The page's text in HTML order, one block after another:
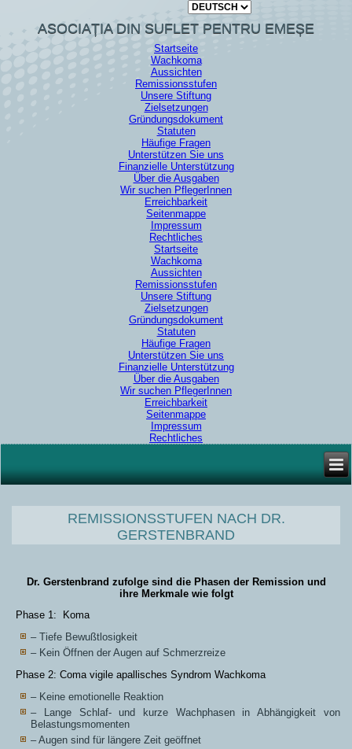
ASOCIAȚIA DIN SUFLET PENTRU EMEȘE
Startseite
Wachkoma
Aussichten
Remissionsstufen
Unsere Stiftung
Zielsetzungen
Gründungsdokument
Statuten
Häufige Fragen
Unterstützen Sie uns
Finanzielle Unterstützung
Über die Ausgaben
Wir suchen PflegerInnen
Erreichbarkeit
Seitenmappe
Impressum
Rechtliches
Startseite
Wachkoma
Aussichten
Remissionsstufen
Unsere Stiftung
Zielsetzungen
Gründungsdokument
Statuten
Häufige Fragen
Unterstützen Sie uns
Finanzielle Unterstützung
Über die Ausgaben
Wir suchen PflegerInnen
Erreichbarkeit
Seitenmappe
Impressum
Rechtliches
REMISSIONSSTUFEN NACH DR.
GERSTENBRAND
Dr. Gerstenbrand zufolge sind die Phasen der Remission und
ihre Merkmale wie folgt
Phase 1: Koma
– Tiefe Bewußtlosigkeit
– Kein Öffnen der Augen auf Schmerzreize
Phase 2: Coma vigile apallisches Syndrom Wachkoma
– Keine emotionelle Reaktion
– Lange Schlaf- und kurze Wachphasen in Abhängigkeit von
Belastungsmomenten
– Augen sind für längere Zeit geöffnet